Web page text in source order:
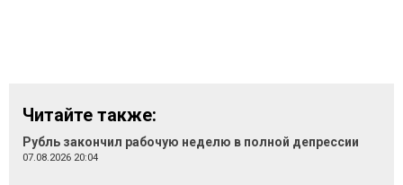
Читайте также:
Рубль закончил рабочую неделю в полной депрессии
07.08.2026 20:04